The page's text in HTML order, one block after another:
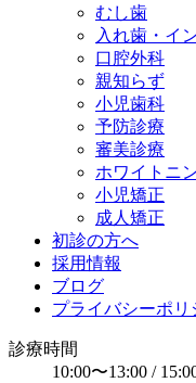
むし歯
入れ歯・イ
口腔外科
親知らず
小児歯科
予防診療
審美診療
ホワイトニ
小児矯正
成人矯正
初診の方へ
採用情報
ブログ
プライバシーポリ
診療時間
10:00〜13:00 /